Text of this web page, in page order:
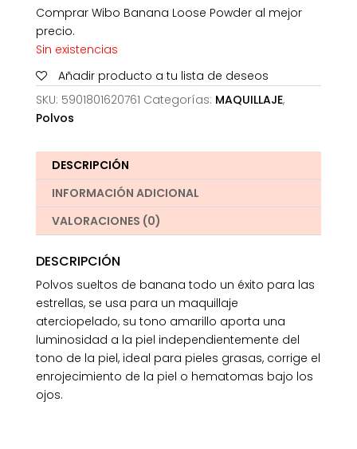
Comprar Wibo Banana Loose Powder al mejor
precio.
Sin existencias
Añadir producto a tu lista de deseos
SKU: 5901801620761 Categorías: MAQUILLAJE,
Polvos
DESCRIPCIÓN
INFORMACIÓN ADICIONAL
VALORACIONES (0)
DESCRIPCIÓN
Polvos sueltos de banana todo un éxito para las
estrellas, se usa para un maquillaje
aterciopelado, su tono amarillo aporta una
luminosidad a la piel independientemente del
tono de la piel, ideal para pieles grasas, corrige el
enrojecimiento de la piel o hematomas bajo los
ojos.